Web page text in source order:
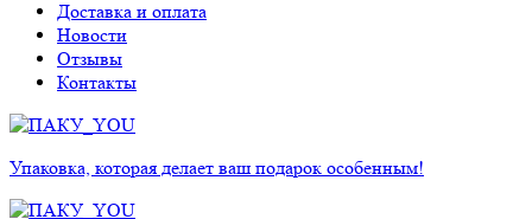
Доставка и оплата
Новости
Отзывы
Контакты
Упаковка, которая делает ваш подарок особенным!